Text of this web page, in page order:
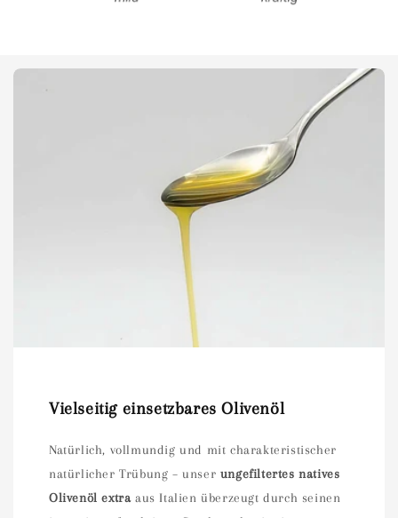
Vielseitig einsetzbares Olivenöl
Natürlich, vollmundig und mit charakteristischer
natürlicher Trübung – unser ungefiltertes natives
Olivenöl extra aus Italien überzeugt durch seinen